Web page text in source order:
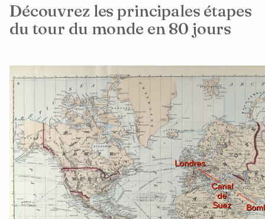
Découvrez les principales étapes
du tour du monde en 80 jours
Londres
Canal
de
Suez
San
Francisco